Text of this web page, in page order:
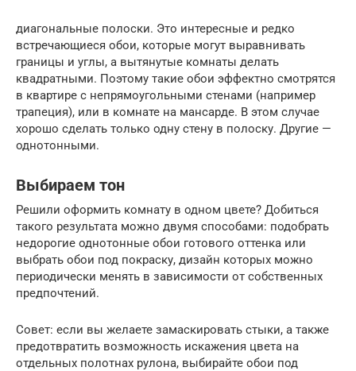
диагональные полоски. Это интересные и редко
встречающиеся обои, которые могут выравнивать
границы и углы, а вытянутые комнаты делать
квадратными. Поэтому такие обои эффектно смотрятся
в квартире с непрямоугольными стенами (например
трапеция), или в комнате на мансарде. В этом случае
хорошо сделать только одну стену в полоску. Другие —
однотонными.
Выбираем тон
Решили оформить комнату в одном цвете? Добиться
такого результата можно двумя способами: подобрать
недорогие однотонные обои готового оттенка или
выбрать обои под покраску, дизайн которых можно
периодически менять в зависимости от собственных
предпочтений.
Совет: если вы желаете замаскировать стыки, а также
предотвратить возможность искажения цвета на
отдельных полотнах рулона, выбирайте обои под